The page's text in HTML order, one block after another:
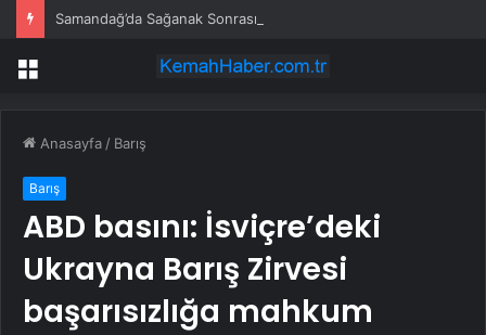
Samandağ’da Sağanak Sonrası Odun Toplama
Menü
Anasayfa / Barış
Barış
ABD basını: İsviçre’deki
Ukrayna Barış Zirvesi
başarısızlığa mahkum